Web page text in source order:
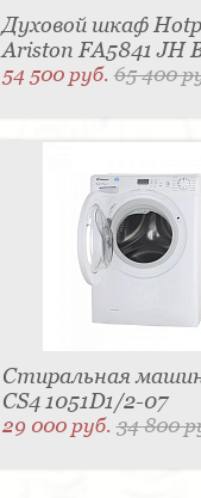
Духовой шкаф
Ariston FA5841 JH
54 500 руб.65 400
Стиральная
CS4 1051D1/2-07
29 000 руб.34 800